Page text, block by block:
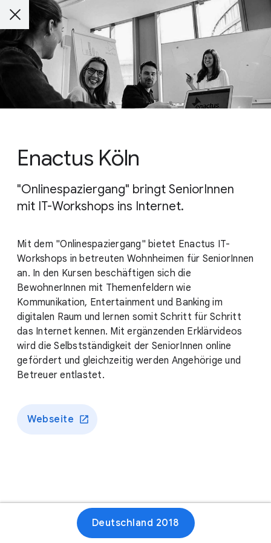
Enactus Köln
"Onlinespaziergang" bringt SeniorInnen
mit IT-Workshops ins Internet.
Mit dem "Onlinespaziergang" bietet Enactus IT-
Workshops in betreuten Wohnheimen für SeniorInnen
an. In den Kursen beschäftigen sich die
BewohnerInnen mit Themenfeldern wie
Kommunikation, Entertainment und Banking im
digitalen Raum und lernen somit Schritt für Schritt
das Internet kennen. Mit ergänzenden Erklärvideos
wird die Selbstständigkeit der SeniorInnen online
gefördert und gleichzeitig werden Angehörige und
Betreuer entlastet.
Webseite
Deutschland 2018